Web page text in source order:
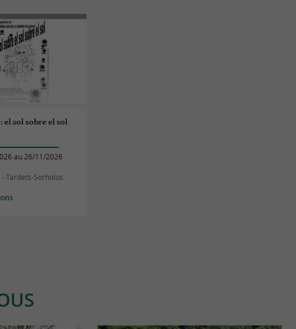
el sol sobre el sol
au 26/11/2026
Tardets-Sorholus